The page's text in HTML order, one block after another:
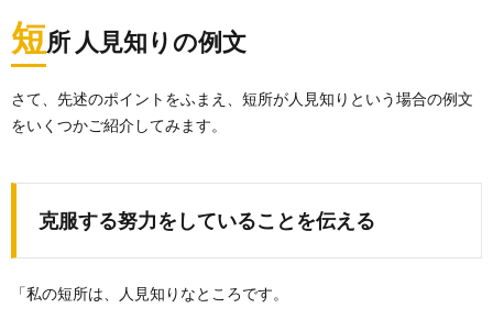
短所 人見知りの例文
さて、先述のポイントをふまえ、短所が人見知りという場合の例文
をいくつかご紹介してみます。
克服する努力をしていることを伝える
「私の短所は、人見知りなところです。